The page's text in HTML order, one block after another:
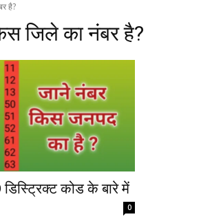
है?
जिले का नंबर है?
कोड के बारे में
0